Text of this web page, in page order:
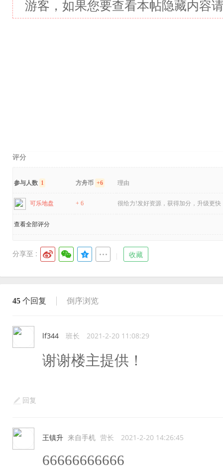
游客，如果您要查看本帖隐藏内容
评分
参与人数 1 方舟币 +6 理由
可乐地盘 + 6 很给力!发好资源，获得加分，升级更快
查看全部评分
分享至 : 收藏
45 个回复 倒序浏览
lf344 班长 2021-2-20 11:08:29
谢谢楼主提供！
回复
王镇升 来自手机 营长 2021-2-20 14:26:45
66666666666